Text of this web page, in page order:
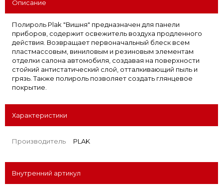
Описание
Полироль Plak "Вишня" предназначен для панели
приборов, содержит освежитель воздуха продленного
действия. Возвращает первоначальный блеск всем
пластмассовым, виниловым и резиновым элементам
отделки салона автомобиля, создавая на поверхности
стойкий антистатический слой, отталкивающий пыль и
грязь. Также полироль позволяет создать глянцевое
покрытие.
Характеристики
Производитель PLAK
Внутренний артикул